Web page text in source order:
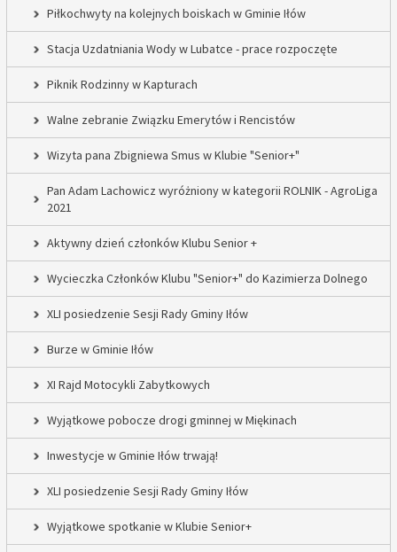
Piłkochwyty na kolejnych boiskach w Gminie Iłów
Stacja Uzdatniania Wody w Lubatce - prace rozpoczęte
Piknik Rodzinny w Kapturach
Walne zebranie Związku Emerytów i Rencistów
Wizyta pana Zbigniewa Smus w Klubie "Senior+"
Pan Adam Lachowicz wyróżniony w kategorii ROLNIK - AgroLiga
2021
Aktywny dzień członków Klubu Senior +
Wycieczka Członków Klubu "Senior+" do Kazimierza Dolnego
XLI posiedzenie Sesji Rady Gminy Iłów
Burze w Gminie Iłów
XI Rajd Motocykli Zabytkowych
Wyjątkowe pobocze drogi gminnej w Miękinach
Inwestycje w Gminie Iłów trwają!
XLI posiedzenie Sesji Rady Gminy Iłów
Wyjątkowe spotkanie w Klubie Senior+